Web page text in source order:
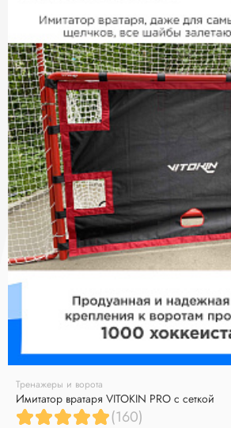
Тренажеры и ворота
Имитатор вратаря VITOKIN PRO с сеткой
(160)